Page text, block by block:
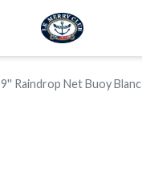
9'' Raindrop Net Buoy Blanc